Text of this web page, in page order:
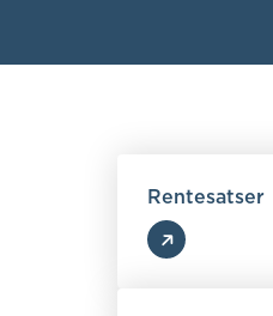
Rentesatser